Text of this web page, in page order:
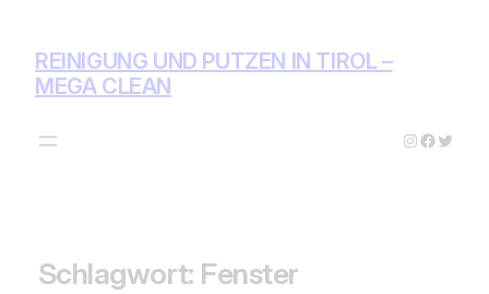
REINIGUNG UND PUTZEN IN TIROL –
MEGA CLEAN
Instagram
Twitter
Schlagwort: Fenster